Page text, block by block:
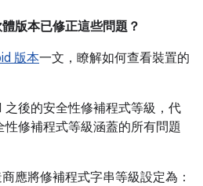
版本已修正這些問題？
版本一文，瞭解如何查看裝置的
後的安全性修補程式等級，代
修補程式等級涵蓋的所有問題
應將修補程式字串等級設定為：